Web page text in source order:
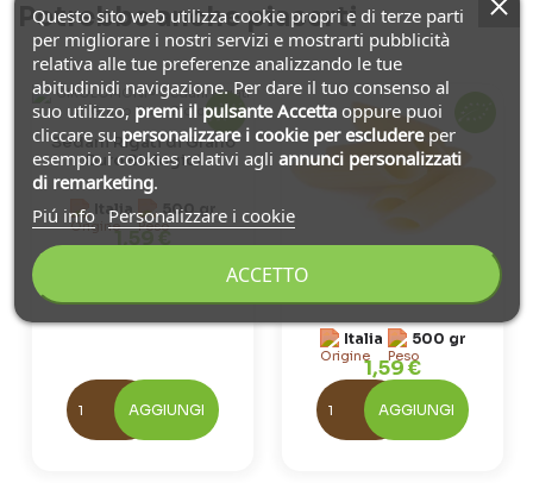
Potrebbe anche piacerti
Sedani Rigati di Grano
Duro Biologici
Italia 500 gr
1,59 €
AGGIUNGI
Penne Rigate di Grano
Italia 500 gr
1,59 €
AGGIUNGI
Questo sito web utilizza cookie propri e di terze parti
per migliorare i nostri servizi e mostrarti pubblicità
relativa alle tue preferenze analizzando le tue
abitudinidi navigazione. Per dare il tuo consenso al
suo utilizzo, premi il pulsante Accettaoppure puoi
cliccare su personalizzare i cookie per escludereper
esempio i cookies relativi agli annunci personalizzati
di remarketing.
Piú info
Personalizzare i cookie
ACCETTO